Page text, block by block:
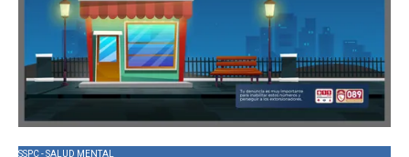
SSPC - SALUD MENTAL